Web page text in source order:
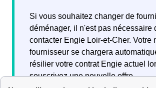
Si vous souhaitez changer de
déménager, il n'est pas nécessaire
contacter Engie Loir-et-Cher. Votre
fournisseur se chargera
résilier votre contrat Engie actuel
souscrivez une nouvelle offre.